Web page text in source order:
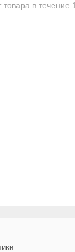
товара в течение